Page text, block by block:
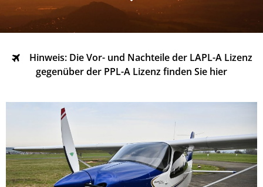
Hinweis: Die Vor- und Nachteile der LAPL-A Lizenz
gegenüber der PPL-A Lizenz finden Sie hier